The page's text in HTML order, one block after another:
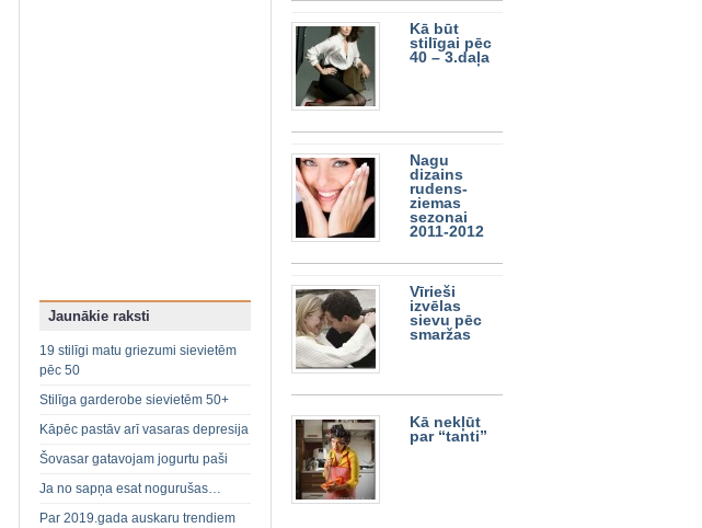
Jaunākie raksti
19 stilīgi matu griezumi sievietēm
pēc 50
Stilīga garderobe sievietēm 50+
Kāpēc pastāv arī vasaras depresija
Šovasar gatavojam jogurtu paši
Ja no sapņa esat nogurušas…
Par 2019.gada auskaru trendiem
Kā būt
stilīgai pēc
40 – 3.daļa
Nagu
dizains
rudens-
ziemas
sezonai
2011-2012
Vīrieši
izvēlas
sievu pēc
smaržas
Kā nekļūt
par “tanti”